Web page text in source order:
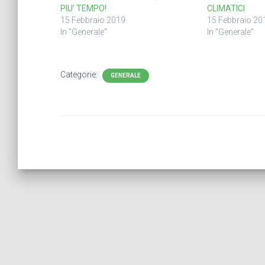
PIU’ TEMPO!
15 Febbraio 2019
In "Generale"
CLIMATICI
15 Febbraio
In "Generale"
Categorie: GENERALE